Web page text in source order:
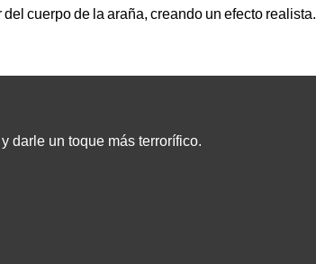
cuerpo de la araña, creando un efecto realista.
darle un toque más terrorífico.